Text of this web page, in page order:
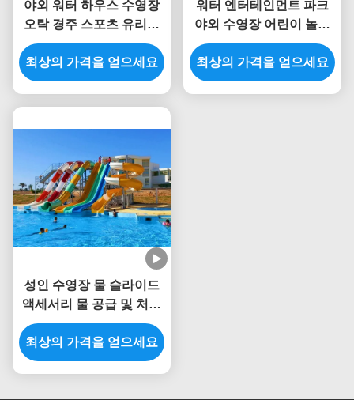
야외 워터 하우스 수영장
오락 경주 스포츠 유리섬
유 슬라이드 어린이용
최상의 가격을 얻으세요
워터 엔터테인먼트 파크
야외 수영장 어린이 놀이
터 유리섬유 슬라이드
최상의 가격을 얻으세요
성인 수영장 물 슬라이드
액세서리 물 공급 및 처리
시스템을 포함
최상의 가격을 얻으세요